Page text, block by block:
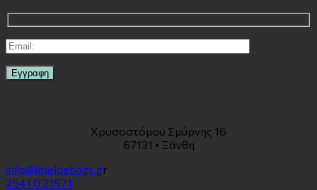
Χρυσοστόμου Σμύρνης 16
67131 • Ξάνθη
info@imeldebags.gr
2541 0 21571